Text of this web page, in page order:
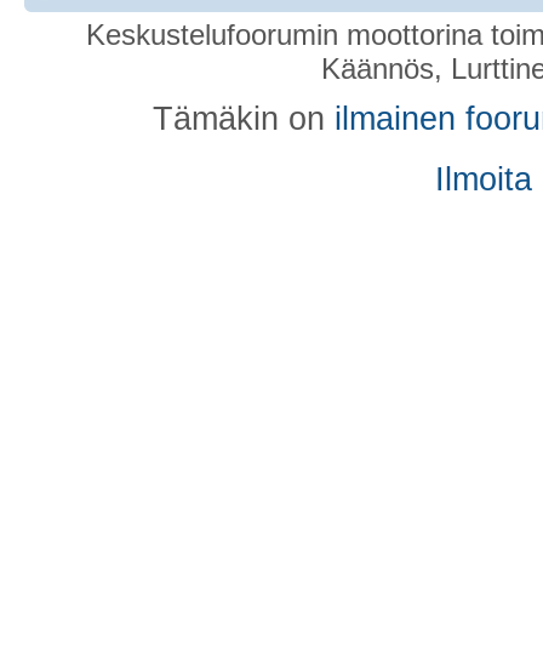
Keskustelufoorumin moottorina
Käännös,
Tämäkin on ilmainen